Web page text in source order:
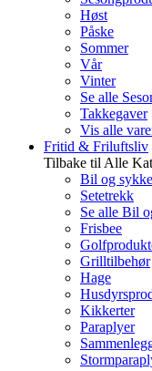
Høst
Påske
Sommer
Vår
Vinter
Se alle
Takkegaver
Vis alle
Fritid & Friluftsliv
Tilbake til Alle
Bil og
Setetrekk
Se alle Bil
Frisbee
Grilltilbehør
Hage
Kikkerter
Paraplyer